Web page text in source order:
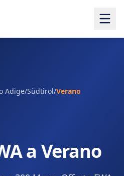
Adige/Südtirol/Verano
a Verano